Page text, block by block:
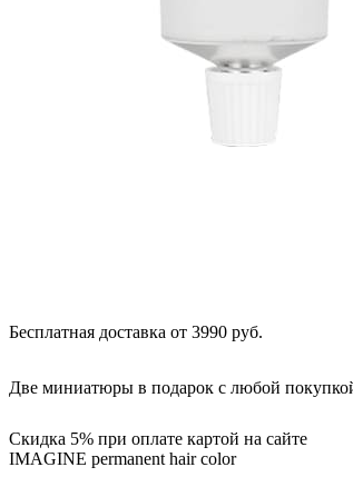
Бесплатная доставка от 3990 руб.
Две миниатюры в подарок с любой
Скидка 5% при оплате картой на сайте
IMAGINE permanent hair color